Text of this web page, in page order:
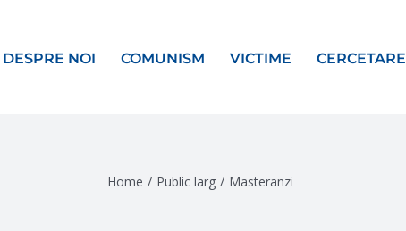
DESPRE NOI COMUNISM VICTIME CERCETARE
Home / Public larg / Masteranzi